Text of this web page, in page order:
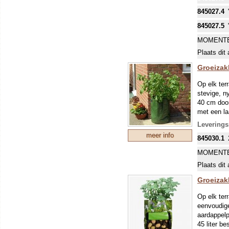
845027.4
845027.5
Plaats dit
meer info
Op elk
stevige,
40 cm
met een
potgrond.
grond
maanden
845030.1
Plaats dit
Op elk
45 liter